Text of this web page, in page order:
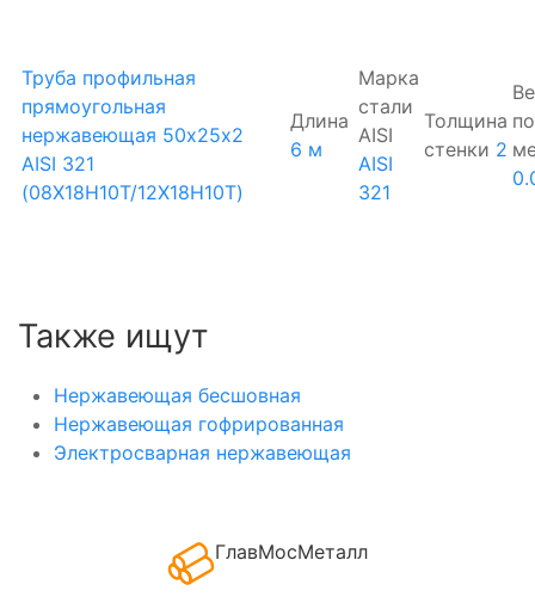
Труба профильная
прямоугольная
нержавеющая 50х25х2
AISI 321
(08Х18Н10Т/12Х18Н10Т)
Длина
6 м
Марка
стали
AISI
AISI
321
Толщина
стенки 2
Также ищут
Нержавеющая бесшовная
Нержавеющая гофрированная
Электросварная нержавеющая
ГлавМосМеталл